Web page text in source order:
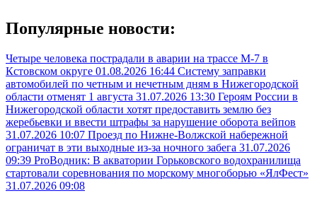
Популярные новости:
Четыре человека пострадали в аварии на трассе М-7 в
Кстовском округе 01.08.2026 16:44 Систему заправки
автомобилей по четным и нечетным дням в Нижегородской
области отменят 1 августа 31.07.2026 13:30 Героям России в
Нижегородской области хотят предоставить землю без
жеребьевки и ввести штрафы за нарушение оборота вейпов
31.07.2026 10:07 Проезд по Нижне-Волжской набережной
ограничат в эти выходные из-за ночного забега 31.07.2026
09:39 ProВодник: В акватории Горьковского водохранилища
стартовали соревнования по морскому многоборью «ЯлФест»
31.07.2026 09:08